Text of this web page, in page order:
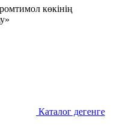
көкінің
Каталог дегенге